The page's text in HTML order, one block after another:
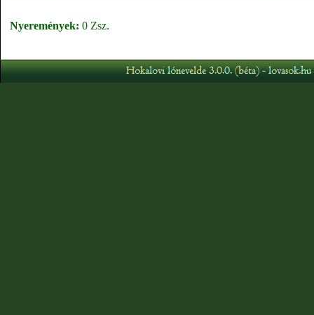
Nyeremények: 0 Zsz.